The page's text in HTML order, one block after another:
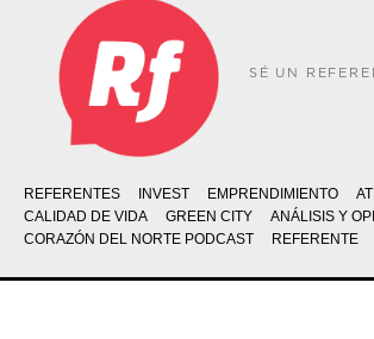
SÉ UN
REFERENTES INVEST EMPRENDIMIENTO
CALIDAD DE VIDA
GREEN CITY
ANÁLISIS Y
CORAZÓN DEL NORTE PODCAST
REFERENTE